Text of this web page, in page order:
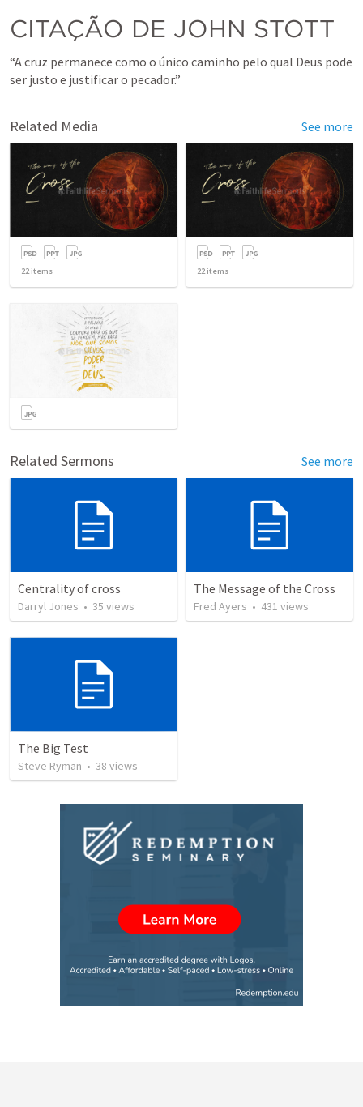
CITAÇÃO DE JOHN STOTT
“A cruz permanece como o único caminho pelo qual Deus pode
ser justo e justificar o pecador.”
Related Media See more
22items 22items
Related Sermons See more
Centrality of cross
Darryl Jones • 35 views
The Message of the Cross
Fred Ayers • 431 views
The Big Test
Steve Ryman • 38 views